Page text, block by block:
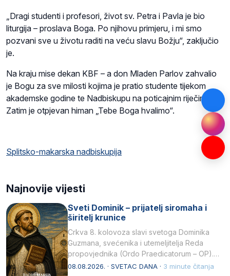
„Dragi studenti i profesori, život sv. Petra i Pavla je bio
liturgija – proslava Boga. Po njihovu primjeru, i mi smo
pozvani sve u životu raditi na veću slavu Božju“, zaključio
je.
Na kraju mise dekan KBF – a don Mladen Parlov zahvalio
je Bogu za sve milosti kojima je pratio studente tijekom
akademske godine te Nadbiskupu na poticajnim riječima.
Zatim je otpjevan himan „Tebe Boga hvalimo“.
Splitsko-makarska nadbiskupija
Najnovije vijesti
Sveti Dominik – prijatelj siromaha i
širitelj krunice
Crkva 8. kolovoza slavi svetoga Dominika
Guzmana, svećenika i utemeljitelja Reda
propovjednika (Ordo Praedicatorum – OP).
Svojim životom, dubokom ljubavlju prema
08.08.2026. · SVETAC DANA · 3 minute čitanja